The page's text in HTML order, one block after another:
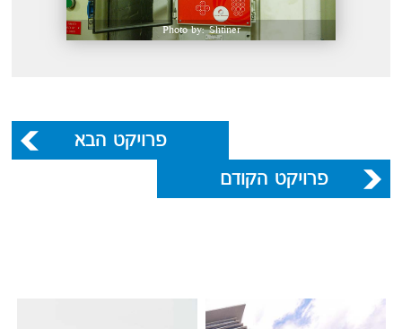
Photo by: Shtiner
פרויקט הבא
פרויקט הקודם